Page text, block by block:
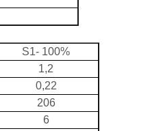
S1- 100%
1,2
0,22
206
6